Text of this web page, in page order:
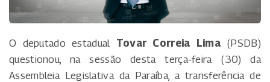
O deputado estadual Tovar Correia Lima(PSDB)
questionou, na sessão desta terça-feira (30) da
Assembleia Legislativa da Paraíba, a transferência de